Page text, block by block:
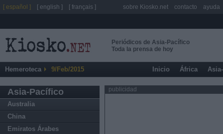
Periódicos de Asia-Pacífico
Toda la prensa de hoy
Hemeroteca 9/Feb/2015 Inicio África
Asia-Pacífico
Australia
China
Emiratos Árabes
publicidad
[ español ] [ english ] [ français ] sobre Kiosko.net contacto ayuda